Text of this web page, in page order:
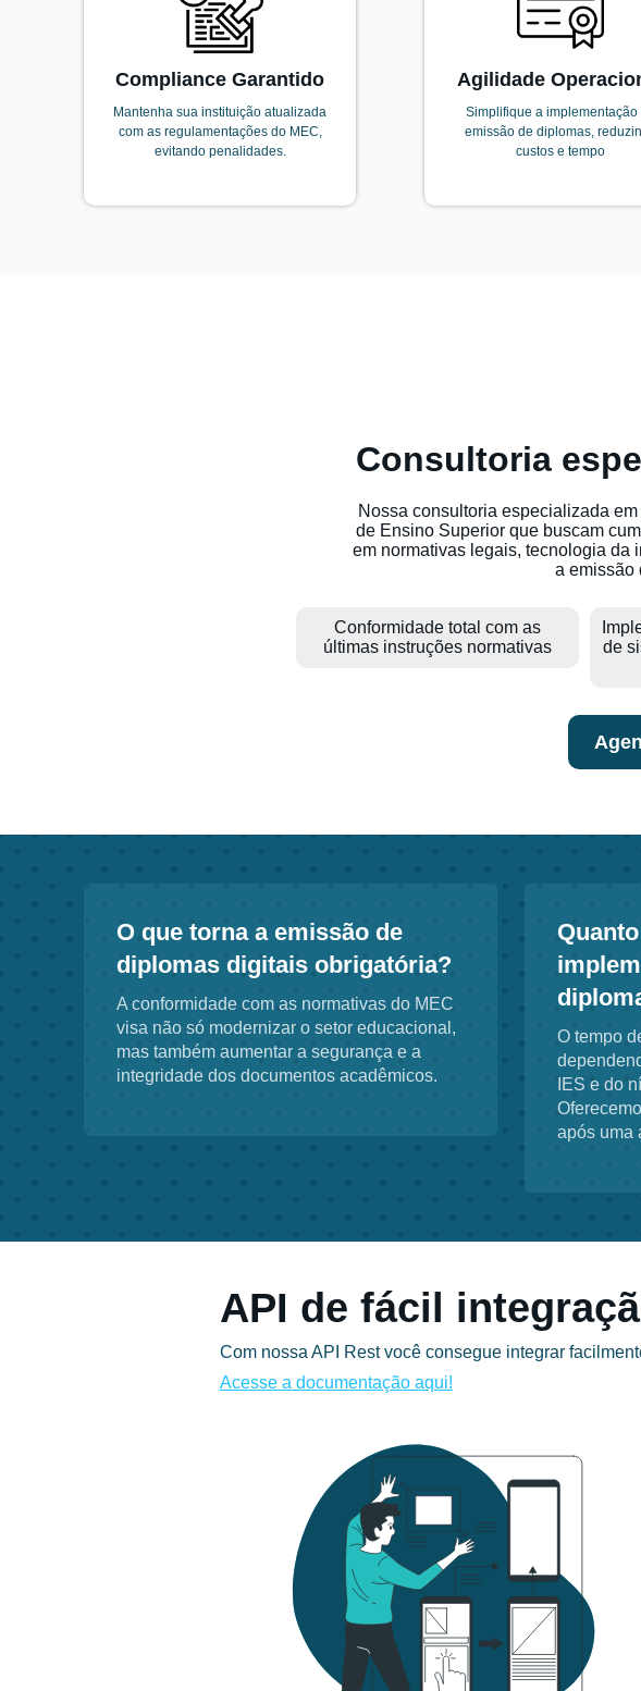
Compliance Garantido
Mantenha sua instituição atualizada
com as regulamentações do MEC,
evitando penalidades.
Agilidade
Simplifique a implementação
emissão de diplomas,
custos e tempo
Consultoria
Nossa consultoria especializada
de Ensino Superior que buscam
em normativas legais, tecnologia da
a emissão
Conformidade total com as
últimas instruções normativas
de
O que torna a emissão de
diplomas digitais obrigatória?
A conformidade com as normativas do MEC
visa não só modernizar o setor educacional,
mas também aumentar a segurança e a
integridade dos documentos acadêmicos.
O tempo
IES e do
após uma
API de fácil
Com nossa API Rest você consegue integrar
Acesse a documentação aqui!